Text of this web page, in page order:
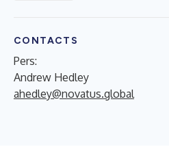
CONTACTS
Pers:
Andrew Hedley
ahedley@novatus.global